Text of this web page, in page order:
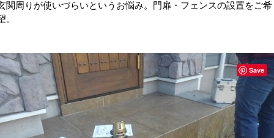
関周りが使いづらいというお悩み。門扉・フェンスの設置をご希
。
Save